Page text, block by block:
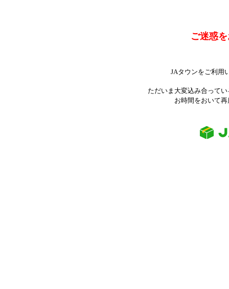
ご迷惑
JAタウンをご利用
ただいま大変込み合って
お時間をおいて